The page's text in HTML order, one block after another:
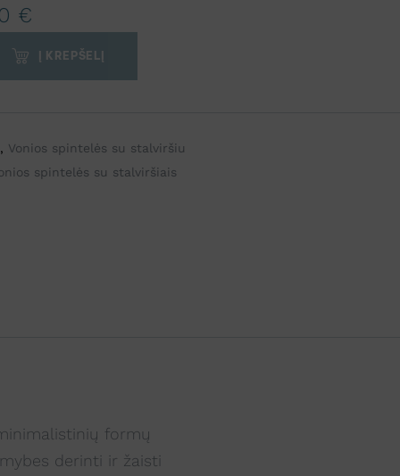
€
Į KREPŠELĮ
, Vonios spintelės su stalviršiu
spintelės su stalviršiais
formų
derinti ir žaisti